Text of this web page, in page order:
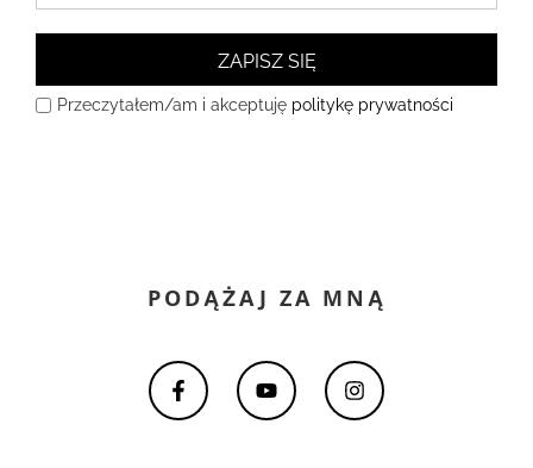
ZAPISZ SIĘ
Przeczytałem/am i akceptuję politykę prywatności
PODĄŻAJ ZA MNĄ